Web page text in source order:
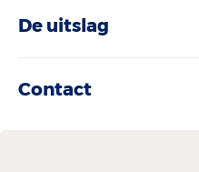
De uitslag
Contact